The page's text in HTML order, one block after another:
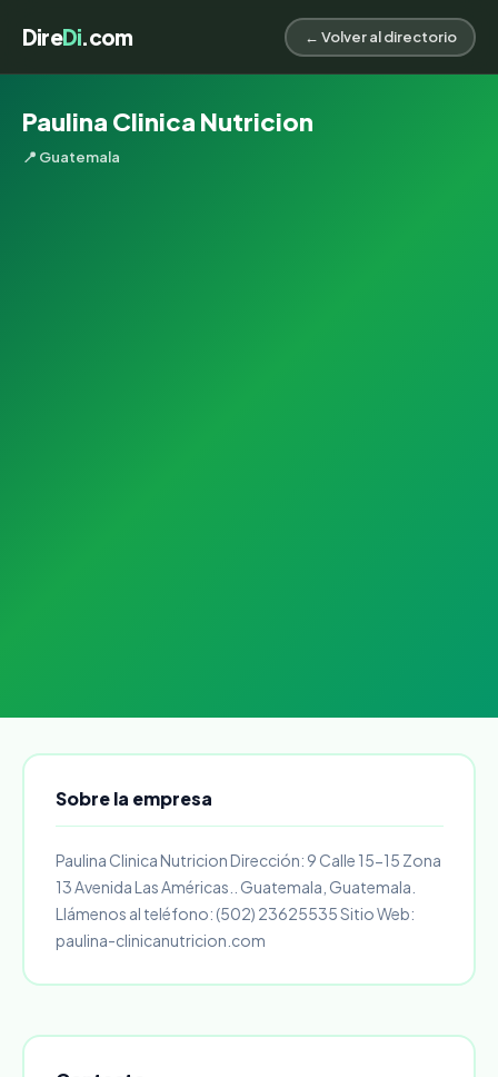
DireDi.com ← Volver al directorio
Paulina Clinica Nutricion
📍 Guatemala
Sobre la empresa
Paulina Clinica Nutricion Dirección: 9 Calle 15-15 Zona
13 Avenida Las Américas.. Guatemala, Guatemala.
Llámenos al teléfono: (502) 23625535 Sitio Web:
paulina-clinicanutricion.com